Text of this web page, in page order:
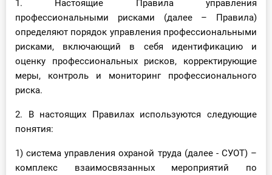
1. Настоящие Правила управления
профессиональными рисками (далее – Правила)
определяют порядок управления профессиональными
рисками, включающий в себя идентификацию и
оценку профессиональных рисков, корректирующие
меры, контроль и мониторинг профессионального
риска.
2. В настоящих Правилах используются следующие
понятия:
1) система управления охраной труда (далее - СУОТ) –
комплекс взаимосвязанных мероприятий по